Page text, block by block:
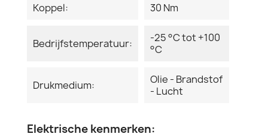
Koppel: 30 Nm
Bedrijfstemperatuur:
-25 °C tot +100
°C
Drukmedium:
Olie - Brandstof
- Lucht
Elektrische kenmerken: